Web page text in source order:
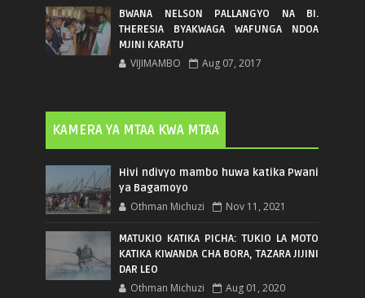
BWANA NELSON PALLANGYO NA BI.
THERESIA BYAKWAGA WAFUNGA NDOA
MJINI KARATU
VIJIMAMBO Aug 07, 2017
KAMERA YA MTAA KWA MTAA
Hivi ndivyo mambo huwa katika Pwani
ya Bagamoyo
Othman Michuzi Nov 11, 2021
MATUKIO KATIKA PICHA: TUKIO LA MOTO
KATIKA KIWANDA CHA BORA, TAZARA JIJINI
DAR LEO
Othman Michuzi Aug 01, 2020